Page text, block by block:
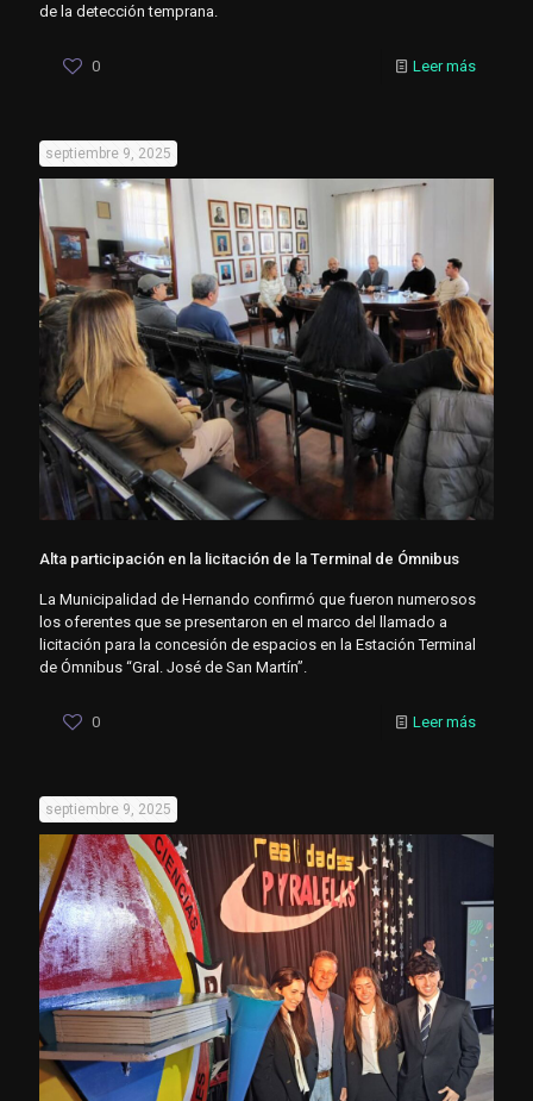
de la detección temprana.
0 Leer más
septiembre 9, 2025
Alta participación en la licitación de la Terminal de Ómnibus
La Municipalidad de Hernando confirmó que fueron numerosos
los oferentes que se presentaron en el marco del llamado a
licitación para la concesión de espacios en la Estación Terminal
de Ómnibus “Gral. José de San Martín”.
0 Leer más
septiembre 9, 2025